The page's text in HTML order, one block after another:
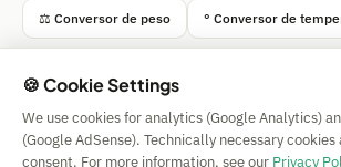
⚖ Conversor de peso ° Conversor de
Simple Calculator
Impressum
| Privacy | Terms |
🍪 Cookie Settings
We use cookies for analytics (Google Analytics)
(Google AdSense). Technically necessary
consent. For more information, see our Privacy